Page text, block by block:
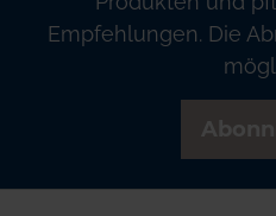
Empfehlungen. Die